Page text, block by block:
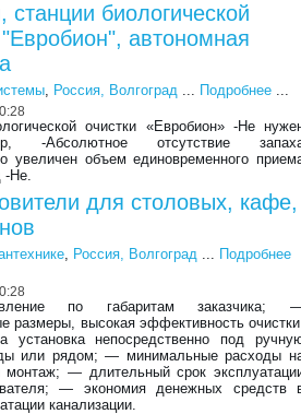
станции биологической
"Евробион", автономная
, Россия, Волгоград ... Подробнее ...
очистки «Евробион» -Не
-Абсолютное отсутствие
увеличен объем единовременного
-Не.
для столовых, кафе,
, Россия, Волгоград ... Подробнее
по габаритам заказчика;
размеры, высокая эффективность
установка непосредственно под
или рядом; — минимальные расходы
монтаж; — длительный срок
— экономия денежных средств
канализации.